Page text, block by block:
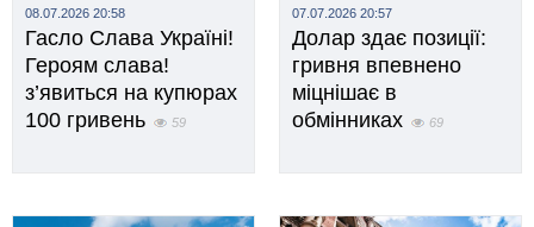
08.07.2026 20:58
Гасло Слава Україні!
Героям слава!
з’явиться на купюрах
100 гривень
59
07.07.2026 20:57
Долар здає позиції:
гривня впевнено
міцнішає в
обмінниках
69